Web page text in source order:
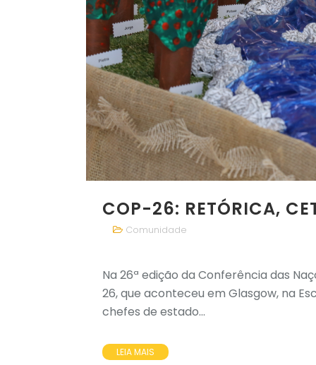
COP-26: RETÓRICA,
Comunidade
Na 26ª edição da Conferência das
26, que aconteceu em Glasgow, na
chefes de estado...
LEIA MAIS